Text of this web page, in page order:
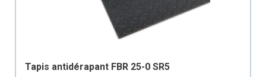
Tapis antidérapant FBR 25-0 SR5